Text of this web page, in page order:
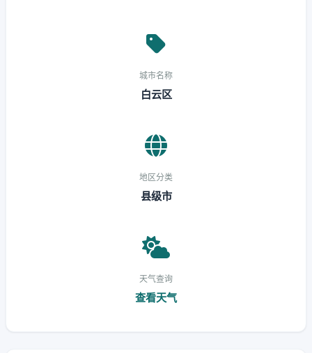
城市名称
白云区
地区分类
县级市
天气查询
查看天气